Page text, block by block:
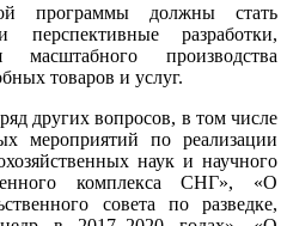
программы должны стать
разработки,
производства
товаров и услуг.
других вопросов, в том числе
мероприятий по реализации
наук и научного
комплекса СНГ», «О
совета по разведке,